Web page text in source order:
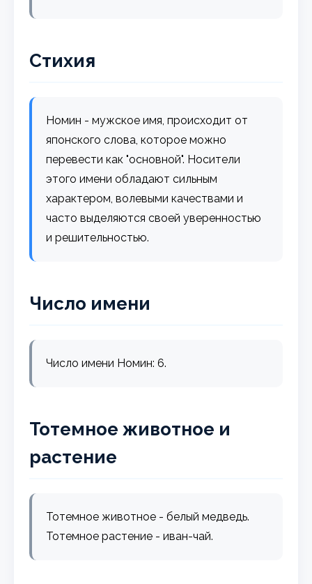
Стихия
Номин - мужское имя, происходит от
японского слова, которое можно
перевести как "основной". Носители
этого имени обладают сильным
характером, волевыми качествами и
часто выделяются своей уверенностью
и решительностью.
Число имени
Число имени Номин: 6.
Тотемное животное и
растение
Тотемное животное - белый медведь.
Тотемное растение - иван-чай.